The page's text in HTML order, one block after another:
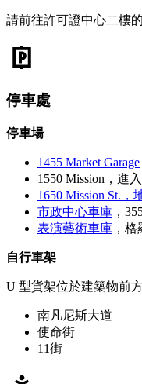
請前往許可證中心二樓
停車處
停車場
1455 Market Garage
1550 Mission，進入
1650 Mission St.，
市政中心車庫 ，
表演藝術車庫 ，
自行車架
U 型貨架位於建築物前
南凡尼斯大道
使命街
11街